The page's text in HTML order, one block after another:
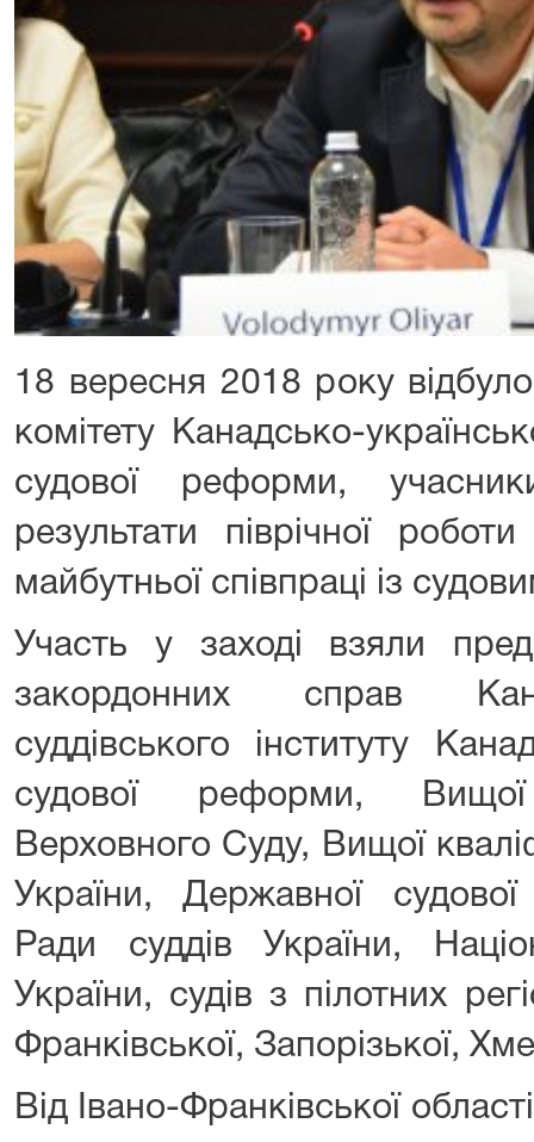
18 вересня 2018 року
комітету Канадсько-
судової реформи,
результати піврічної
майбутньої співпраці із
Участь у заході взяли
закордонних справ
суддівського інституту
судової реформи,
Верховного Суду, Вищої
України, Державної судової
Ради суддів України,
України, судів з пілотних
Франківської, Запорізької,
Від Івано-Франківської